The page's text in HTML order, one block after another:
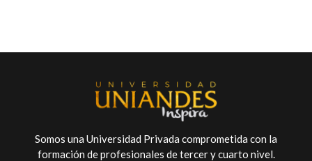
Somos una Universidad Privada comprometida con la
formación de profesionales de tercer y cuarto nivel.